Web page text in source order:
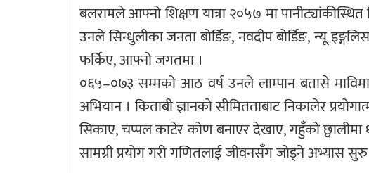
बलरामले आफ्नो शिक्षण यात्रा २०५७ मा
उनले सिन्धुलीका जनता बोर्डिङ, नवदीप बोर्डिङ, न्यू
फर्किए, आफ्नो जगतमा ।
०६५–०७३ सम्मको आठ वर्ष उनले लाम्पान बतासे
अभियान । किताबी ज्ञानको सीमितताबाट निकालेर
सिकाए, चप्पल काटेर कोण बनाएर देखाए, गहुँको
सामग्री प्रयोग गरी गणितलाई जीवनसँग जोड्ने अभ्यास